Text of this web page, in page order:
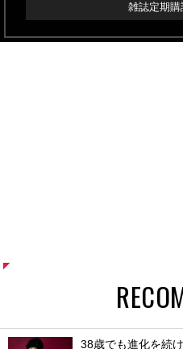
雑誌定期
38歳でも進化を続